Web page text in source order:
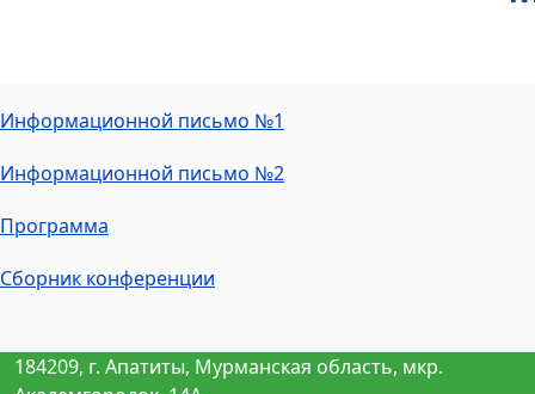
Информационной письмо №1
Информационной письмо №2
Программа
Сборник конференции
184209, г. Апатиты, Мурманская область, мкр.